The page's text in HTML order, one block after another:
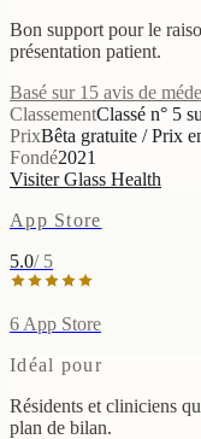
Bon support pour le
présentation patient.
Basé sur 15 avis de
ClassementClassé n° 5
PrixBêta gratuite / Prix
Fondé2021
Visiter Glass Health
App Store
5.0/ 5
6 App Store
Idéal pour
Résidents et cliniciens
plan de bilan.